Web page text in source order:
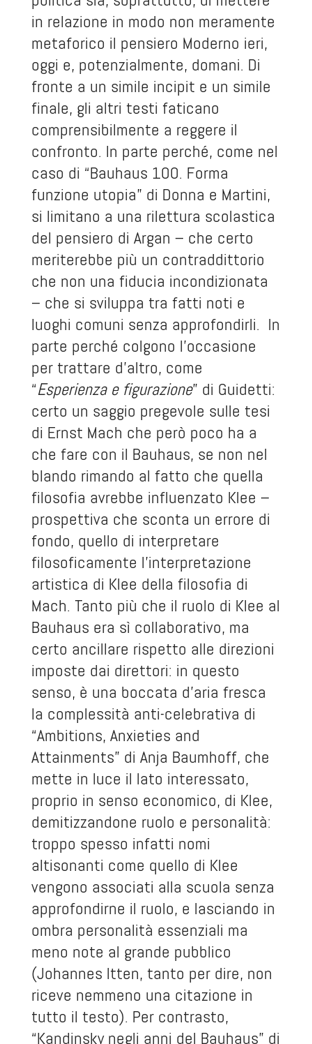
in relazione in modo non meramente
metaforico il pensiero Moderno ieri,
oggi e, potenzialmente, domani. Di
fronte a un simile incipit e un simile
finale, gli altri testi faticano
comprensibilmente a reggere il
confronto. In parte perché, come nel
caso di “Bauhaus 100. Forma
funzione utopia” di Donna e Martini,
si limitano a una rilettura scolastica
del pensiero di Argan – che certo
meriterebbe più un contraddittorio
che non una fiducia incondizionata
– che si sviluppa tra fatti noti e
luoghi comuni senza approfondirli. In
parte perché colgono l’occasione
per trattare d’altro, come
“Esperienza e figurazione” di Guidetti:
certo un saggio pregevole sulle tesi
di Ernst Mach che però poco ha a
che fare con il Bauhaus, se non nel
blando rimando al fatto che quella
filosofia avrebbe influenzato Klee –
prospettiva che sconta un errore di
fondo, quello di interpretare
filosoficamente l’interpretazione
artistica di Klee della filosofia di
Mach. Tanto più che il ruolo di Klee al
Bauhaus era sì collaborativo, ma
certo ancillare rispetto alle direzioni
imposte dai direttori: in questo
senso, è una boccata d’aria fresca
la complessità anti-celebrativa di
“Ambitions, Anxieties and
Attainments” di Anja Baumhoff, che
mette in luce il lato interessato,
proprio in senso economico, di Klee,
demitizzandone ruolo e personalità:
troppo spesso infatti nomi
altisonanti come quello di Klee
vengono associati alla scuola senza
approfondirne il ruolo, e lasciando in
ombra personalità essenziali ma
meno note al grande pubblico
(Johannes Itten, tanto per dire, non
riceve nemmeno una citazione in
tutto il testo). Per contrasto,
“Kandinsky negli anni del Bauhaus” di